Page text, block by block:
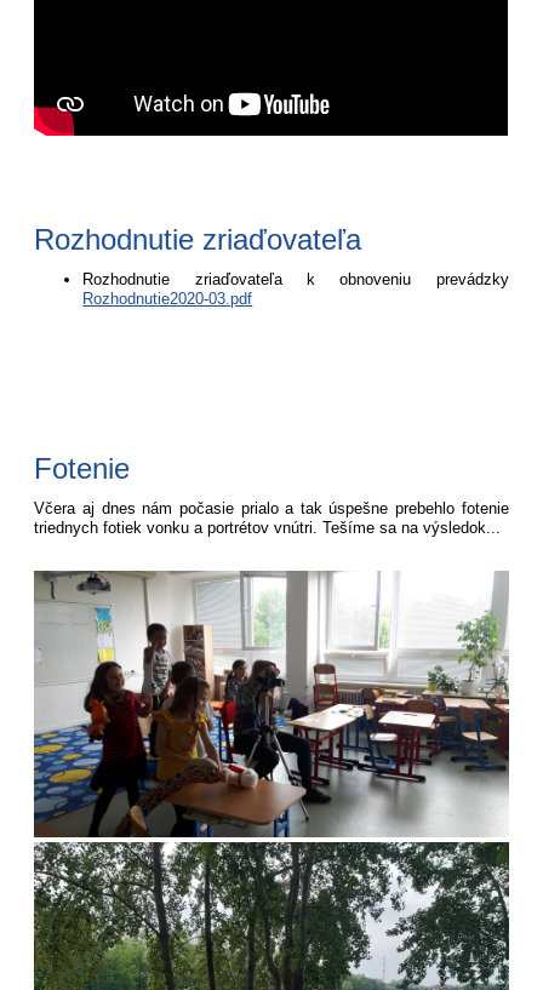
Rozhodnutie zriaďovateľa
Rozhodnutie zriaďovateľa k obnoveniu prevádzky
Rozhodnutie2020-03.pdf
Fotenie
Včera aj dnes nám počasie prialo a tak úspešne prebehlo fotenie
triednych fotiek vonku a portrétov vnútri. Tešíme sa na výsledok...